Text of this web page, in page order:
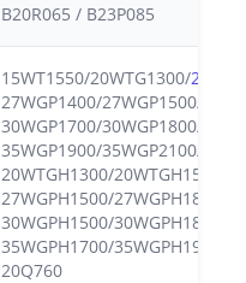
B20R065 / B23P085
15WT1550/20WTG1300/
27WGP1400/27WGP1500/
30WGP1700/30WGP1800/
35WGP1900/35WGP2100/
20WTGH1300/20WTGH1500/
27WGPH1500/27WGPH1800/
30WGPH1500/30WGPH1800/
35WGPH1700/35WGPH1900/
20Q760